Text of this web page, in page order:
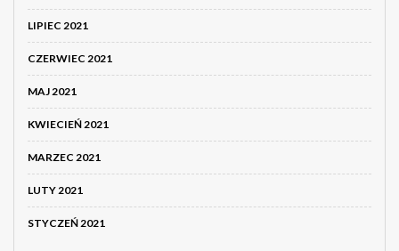
LIPIEC 2021
CZERWIEC 2021
MAJ 2021
KWIECIEŃ 2021
MARZEC 2021
LUTY 2021
STYCZEŃ 2021